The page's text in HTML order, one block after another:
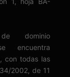
dominio
encuentra
con todas las
2002, de 11